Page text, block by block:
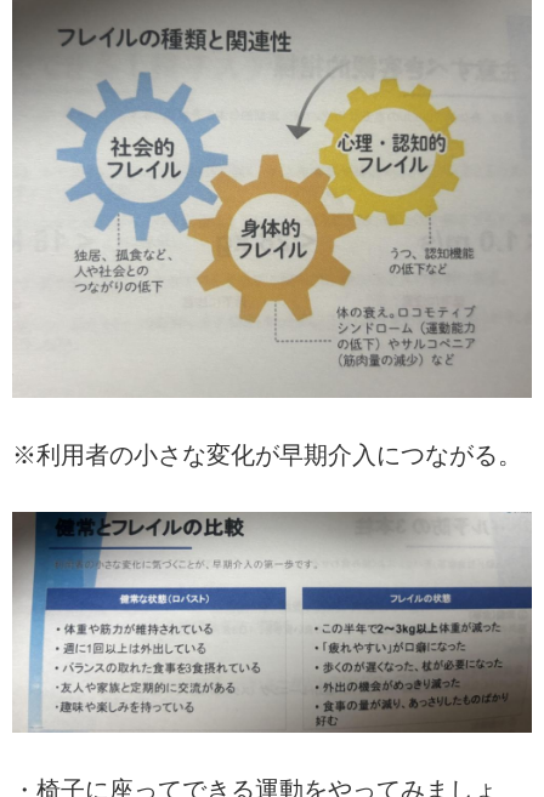
※利用者の小さな変化が早期介入につながる。
・椅子に座ってできる運動をやってみましょ